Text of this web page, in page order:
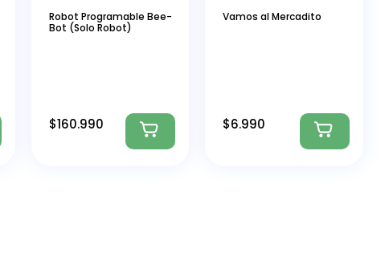
Robot Programable Bee-
Bot (Solo Robot)
$160.990
Vamos al Mercadito
$6.990